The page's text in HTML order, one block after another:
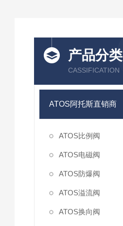
产品分类
CASSIFICATION
ATOS阿托斯直销商
ATOS比例阀
ATOS电磁阀
ATOS防爆阀
ATOS溢流阀
ATOS换向阀